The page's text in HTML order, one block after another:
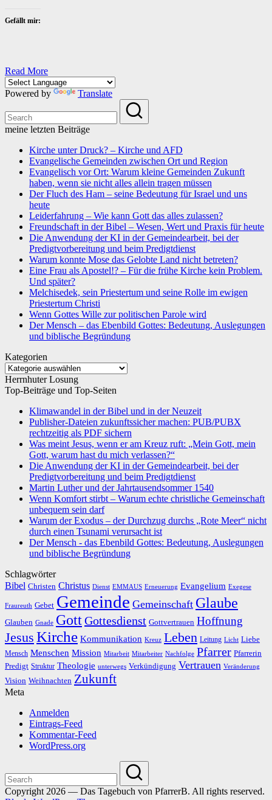
Gefällt mir:
Read More
Powered by Translate
meine letzten Beiträge
Kirche unter Druck? – Kirche und AFD
Evangelische Gemeinden zwischen Ort und Region
Evangelisch vor Ort: Warum kleine Gemeinden Zukunft
haben, wenn sie nicht alles allein tragen müssen
Der Fluch des Ham – seine Bedeutung für Israel und uns
heute
Leiderfahrung – Wie kann Gott das alles zulassen?
Freundschaft in der Bibel – Wesen, Wert und Praxis für heute
Die Anwendung der KI in der Gemeindearbeit, bei der
Predigtvorbereitung und beim Predigtdienst
Warum konnte Mose das Gelobte Land nicht betreten?
Eine Frau als Apostel!? – Für die frühe Kirche kein Problem.
Und später?
Melchisedek, sein Priestertum und seine Rolle im ewigen
Priestertum Christi
Wenn Gottes Wille zur politischen Parole wird
Der Mensch – das Ebenbild Gottes: Bedeutung, Auslegungen
und biblische Begründung
Kategorien
Kategorien
Herrnhuter Losung
Top-Beiträge und Top-Seiten
Klimawandel in der Bibel und in der Neuzeit
Publisher-Dateien zukunftssicher machen: PUB/PUBX
rechtzeitig als PDF sichern
Was meint Jesus, wenn er am Kreuz ruft: „Mein Gott, mein
Gott, warum hast du mich verlassen?“
Die Anwendung der KI in der Gemeindearbeit, bei der
Predigtvorbereitung und beim Predigtdienst
Martin Luther und der Jahrtausendsommer 1540
Wenn Komfort stirbt – Warum echte christliche Gemeinschaft
unbequem sein darf
Warum der Exodus – der Durchzug durchs „Rote Meer“ nicht
durch einen Tsunami verursacht ist
Der Mensch - das Ebenbild Gottes: Bedeutung, Auslegungen
und biblische Begründung
Schlagwörter
Bibel Christen Christus Dienst EMMAUS Erneuerung Evangelium Exegese
Fraureuth Gebet Gemeinde Gemeinschaft Glaube
Glauben Gnade GottGottesdienst Gottvertrauen Hoffnung
Jesus Kirche Kommunikation Kreuz Leben Leitung Licht Liebe
Mensch Menschen Mission Mitarbeit Mitarbeiter Nachfolge Pfarrer Pfarrerin
Predigt Struktur Theologie unterwegs Verkündigung Vertrauen Veränderung
Vision Weihnachten Zukunft
Meta
Anmelden
Eintrags-Feed
Kommentar-Feed
WordPress.org
Copyright 2026 — Das Tagebuch von PfarrerB. All rights reserved.